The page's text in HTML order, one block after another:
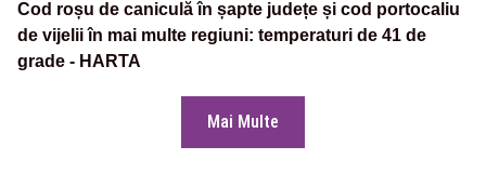
Cod roșu de caniculă în șapte județe și cod portocaliu
de vijelii în mai multe regiuni: temperaturi de 41 de
grade - HARTA
Mai Multe